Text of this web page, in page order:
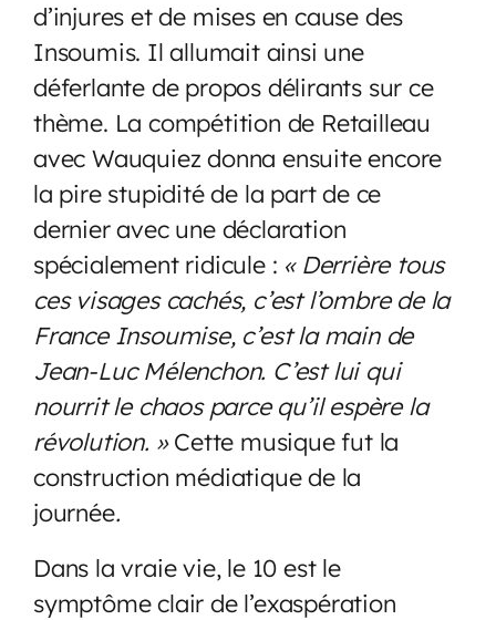
d’injures et de mises en cause des
Insoumis. Il allumait ainsi une
déferlante de propos délirants sur ce
thème. La compétition de Retailleau
avec Wauquiez donna ensuite encore
la pire stupidité de la part de ce
dernier avec une déclaration
spécialement ridicule : « Derrière tous
ces visages cachés, c’est l’ombre de la
France Insoumise, c’est la main de
Jean-Luc Mélenchon. C’est lui qui
nourrit le chaos parce qu’il espère la
révolution. »Cette musique fut la
construction médiatique de la
journée.
Dans la vraie vie, le 10 est le
symptôme clair de l’exaspération